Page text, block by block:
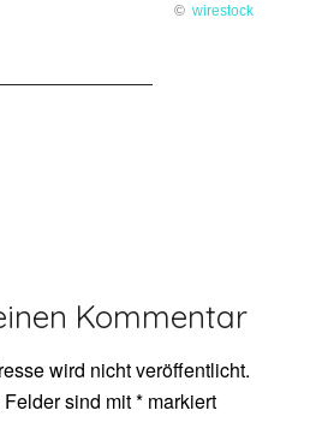
© wirestock
Kommentar
wird nicht veröffentlicht.
sind mit*markiert